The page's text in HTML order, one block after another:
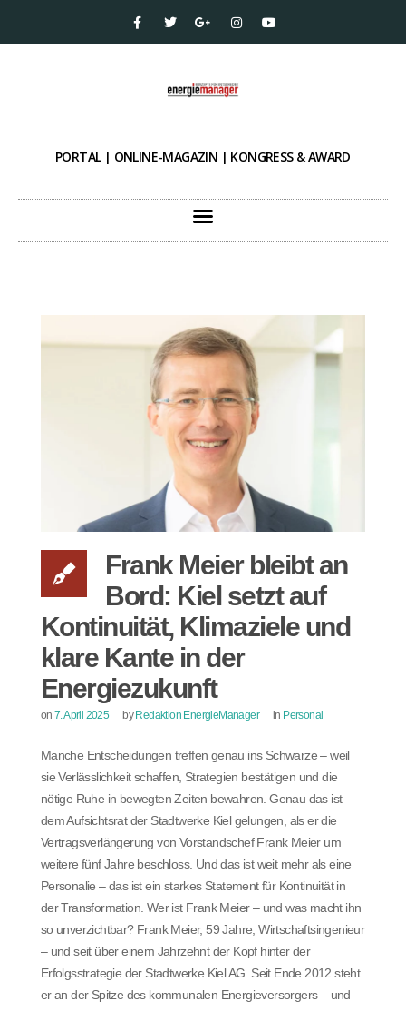
PORTAL | ONLINE-MAGAZIN | KONGRESS & AWARD
Frank Meier bleibt an
Bord: Kiel setzt auf
Kontinuität, Klimaziele und
klare Kante in der
Energiezukunft
on 7. April 2025 by Redaktion EnergieManager in Personal
Manche Entscheidungen treffen genau ins Schwarze – weil
sie Verlässlichkeit schaffen, Strategien bestätigen und die
nötige Ruhe in bewegten Zeiten bewahren. Genau das ist
dem Aufsichtsrat der Stadtwerke Kiel gelungen, als er die
Vertragsverlängerung von Vorstandschef Frank Meier um
weitere fünf Jahre beschloss. Und das ist weit mehr als eine
Personalie – das ist ein starkes Statement für Kontinuität in
der Transformation. Wer ist Frank Meier – und was macht ihn
so unverzichtbar? Frank Meier, 59 Jahre, Wirtschaftsingenieur
– und seit über einem Jahrzehnt der Kopf hinter der
Erfolgsstrategie der Stadtwerke Kiel AG. Seit Ende 2012 steht
er an der Spitze des kommunalen Energieversorgers – und